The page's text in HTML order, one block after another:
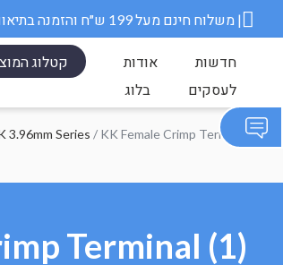
משלוח חינם מעל 199 ש״ח והזמנה בתיאום מראש ||| מס' ספק משרד הבטחון 11006845 |
קטלוג אודות
חדשות
בלוג
לעסקים
3.96mm Series / KK Female Crimp Terminal
Terminal (1)